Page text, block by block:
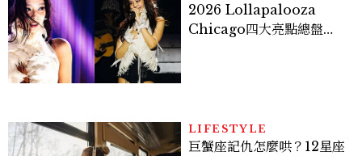
2026 Lollapalooza
Chicago四大亮點總盤
LIFESTYLE
巨蟹座記仇怎麼哄？12星座